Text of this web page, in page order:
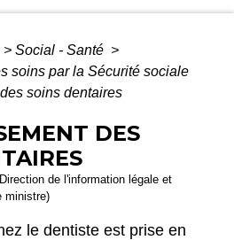
> Social - Santé >
soins par la Sécurité sociale
soins dentaires
DES
de l'information légale et
ministre)
le dentiste est prise en